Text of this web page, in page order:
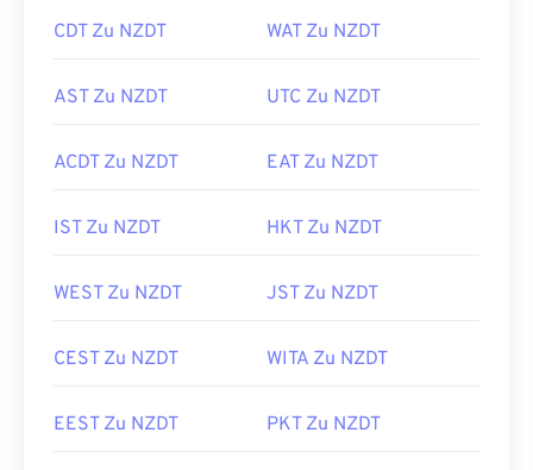
CDT Zu NZDT WAT Zu NZDT
AST Zu NZDT UTC Zu NZDT
ACDT Zu NZDT EAT Zu NZDT
IST Zu NZDT HKT Zu NZDT
WEST Zu NZDT JST Zu NZDT
CEST Zu NZDT WITA Zu NZDT
EEST Zu NZDT PKT Zu NZDT